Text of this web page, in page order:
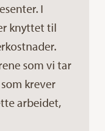
I
knyttet til
som vi tar
krever
arbeidet,